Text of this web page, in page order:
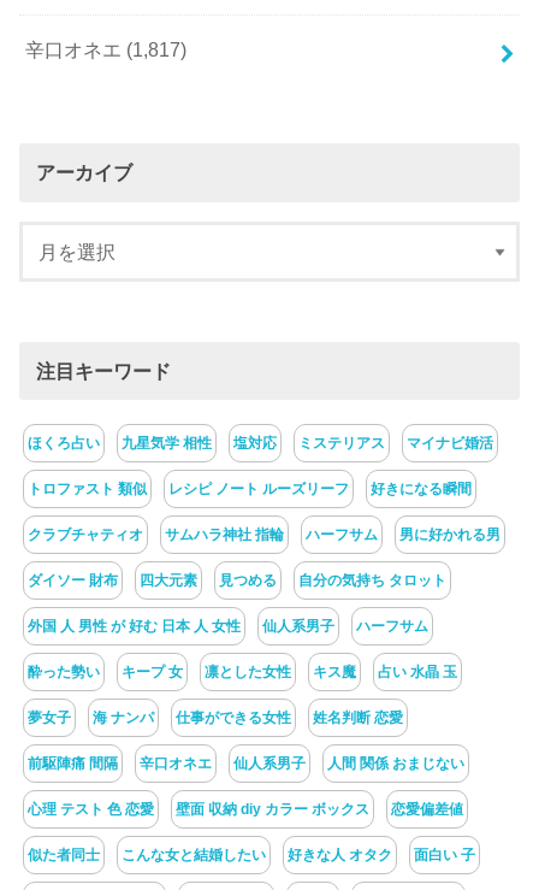
辛口オネエ (1,817)
アーカイブ
注目キーワード
ほくろ占い 九星気学 相性 塩対応 ミステリアス マイナビ婚活
トロファスト 類似 レシピ ノート ルーズリーフ 好きになる瞬間
クラブチャティオ サムハラ神社 指輪 ハーフサム 男に好かれる男
ダイソー 財布 四大元素 見つめる 自分の気持ち タロット
外国 人 男性 が 好む 日本 人 女性 仙人系男子 ハーフサム
酔った勢い キープ 女 凛とした女性 キス魔 占い 水晶 玉
夢女子 海 ナンパ 仕事ができる女性 姓名判断 恋愛
前駆陣痛 間隔 辛口オネエ 仙人系男子 人間 関係 おまじない
心理 テスト 色 恋愛 壁面 収納 diy カラー ボックス 恋愛偏差値
似た者同士 こんな女と結婚したい 好きな人 オタク 面白い 子